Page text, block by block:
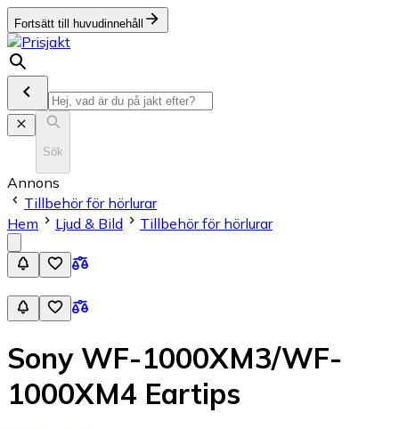
Fortsätt till huvudinnehåll
Sök
Annons
Tillbehör för hörlurar
Hem
Ljud & Bild Tillbehör för hörlurar
Sony WF-1000XM3/WF-
1000XM4 Eartips